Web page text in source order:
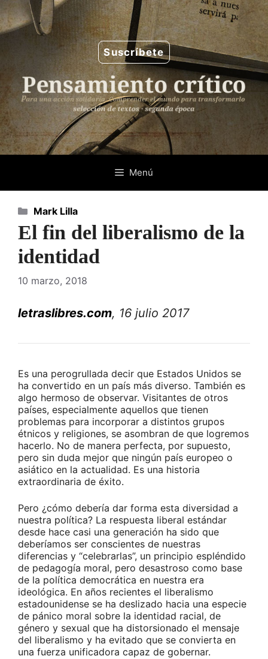
Saltar
al
contenido
Suscríbete
Menú
El fin del liberalismo de la
identidad
10 marzo, 2018
letraslibres.com, 16 julio 2017
Es una perogrullada decir que Estados Unidos se
ha convertido en un país más diverso. También es
algo hermoso de observar. Visitantes de otros
países, especialmente aquellos que tienen
problemas para incorporar a distintos grupos
étnicos y religiones, se asombran de que logremos
hacerlo. No de manera perfecta, por supuesto,
pero sin duda mejor que ningún país europeo o
asiático en la actualidad. Es una historia
extraordinaria de éxito.
Pero ¿cómo debería dar forma esta diversidad a
nuestra política? La respuesta liberal estándar
desde hace casi una generación ha sido que
deberíamos ser conscientes de nuestras
diferencias y “celebrarlas”, un principio espléndido
de pedagogía moral, pero desastroso como base
de la política democrática en nuestra era
ideológica. En años recientes el liberalismo
estadounidense se ha deslizado hacia una especie
de pánico moral sobre la identidad racial, de
género y sexual que ha distorsionado el mensaje
del liberalismo y ha evitado que se convierta en
una fuerza unificadora capaz de gobernar.
Categorías
Mark Lilla